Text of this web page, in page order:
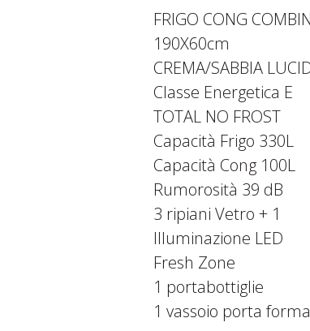
FRIGO CONG
190X60cm
CREMA/SABBIA
Classe Energetica E
TOTAL NO FROST
Capacità Frigo 330L
Capacità Cong 100L
Rumorosità 39 dB
3 ripiani Vetro + 1
Illuminazione LED
Fresh Zone
1 portabottiglie
1 vassoio porta